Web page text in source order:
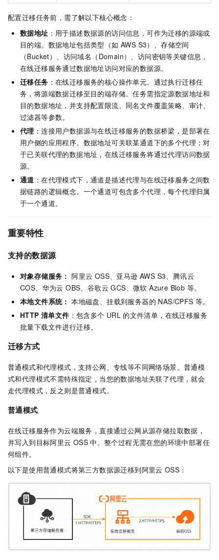
配置迁移任务前，需了解以下核心概念：
数据地址 ：用于描述数据源的访问信息，可作为迁移的源端或
目的端。数据地址包括类型（如 AWS S3）、存储空间
（Bucket）、访问域名（Domain）、访问密钥等关键信息，
在线迁移服务通过数据地址访问对应的数据源。
迁移任务 ：在线迁移服务的核心操作单元。通过执行迁移任
务，将源端数据迁移至目的端存储。任务需指定源数据地址和
目的数据地址，并支持配置限流、同名文件覆盖策略、审计、
过滤器等参数。
代理 ：连接用户数据源与在线迁移服务的数据桥梁，是部署在
用户侧的应用程序。数据地址可关联某通道下的多个代理；对
于已关联代理的数据地址，在线迁移服务将通过代理访问数据
源。
通道 ：在代理模式下，通道是描述代理与在线迁移服务之间数
据链路的逻辑概念。一个通道可包含多个代理，每个代理归属
于一个通道。
重要特性
支持的数据源
对象存储服务： 阿里云 OSS、亚马逊 AWS S3、腾讯云
COS、华为云 OBS、谷歌云 GCS、微软 Azure Blob 等。
本地文件系统： 本地磁盘、挂载到服务器的 NAS/CPFS 等。
HTTP 清单文件 ：包含多个 URL 的文件清单，在线迁移服务
批量下载文件进行迁移。
迁移方式
普通模式和代理模式，支持公网、专线等不同网络场景。普通模
式和代理模式不需特殊指定，当您的数据地址关联了代理，就会
走代理模式，反之则是普通模式。
普通模式
在线迁移服务作为云端服务，直接通过公网从源存储拉取数据，
并写入到目标阿里云 OSS 中。整个过程无需在您的环境中部署任
何组件。
以下是使用普通模式将第三方数据源迁移到阿里云 OSS：